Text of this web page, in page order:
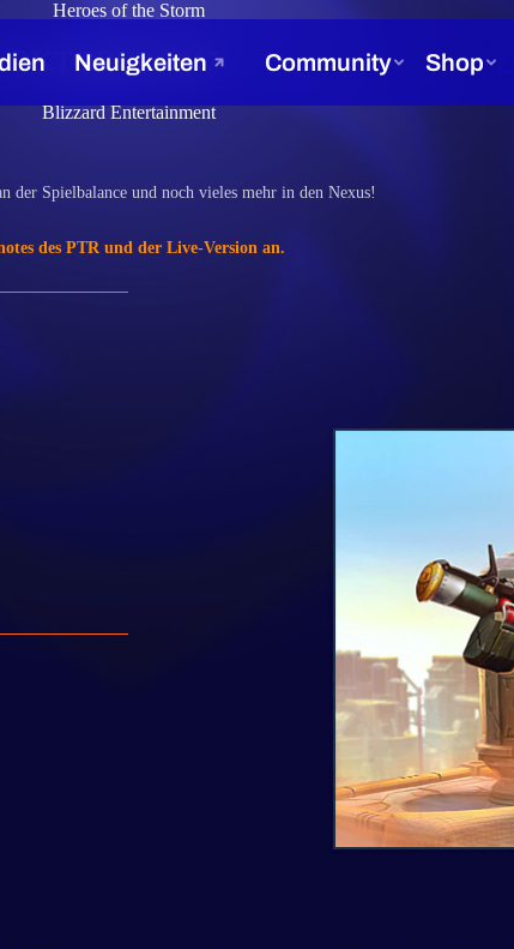
Heroes of the Storm
2017
Blizzard Entertainment
der Spielbalance und noch vieles mehr in den Nexus!
des PTR und der Live-Version an.